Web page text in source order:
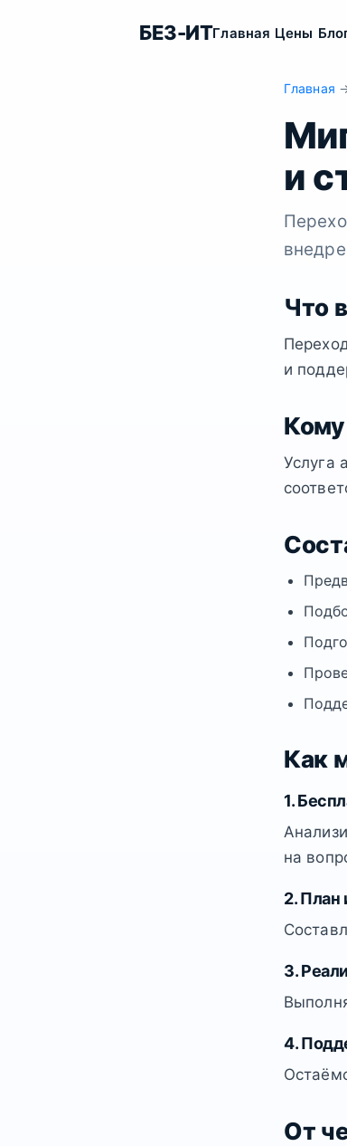
БЕЗ-ИТГлавная Цены
Главная
и
Что
и
Услуга
Как
1.
на
2. План
3.
4.
От